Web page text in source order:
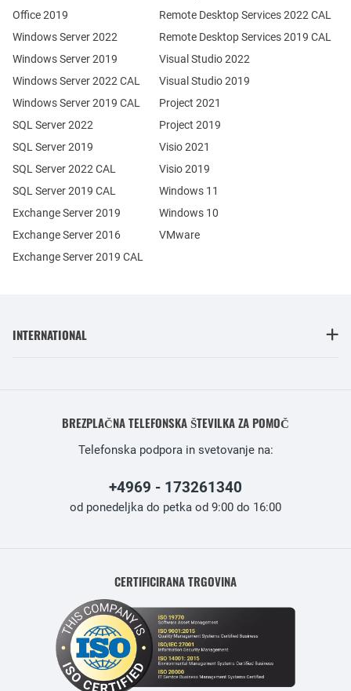
Office 2019
Windows Server 2022
Windows Server 2019
Exchange Server 2019
Exchange Server 2016
SQL Server 2022
SQL Server 2019
Windows Server 2022 CAL
Windows Server 2019 CAL
SQL Server 2022 CAL
SQL Server 2019 CAL
Remote Desktop Services 2022 CAL
Remote Desktop Services 2019 CAL
Exchange Server 2019 CAL
Visual Studio 2022
Visual Studio 2019
Project 2021
Project 2019
Visio 2021
Visio 2019
Windows 11
Windows 10
VMware
INTERNATIONAL
BREZPLAČNA TELEFONSKA ŠTEVILKA ZA POMOČ
Telefonska podpora in svetovanje na:
+4969 - 173261340
od ponedeljka do petka od 9:00 do 16:00
CERTIFICIRANA TRGOVINA